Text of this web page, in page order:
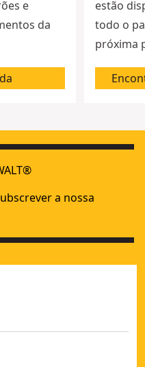
e
da
estão
todo o
próxima
a nossa